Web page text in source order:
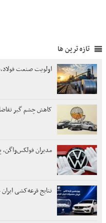
تازه ترین ها
اولویت صنعت
کاهش چشم گیر
مدیران
نتایج قرعه‌کشی